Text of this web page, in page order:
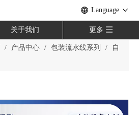
Language
关于我们 更多
/ 产品中心 / 包装流水线系列 /
自